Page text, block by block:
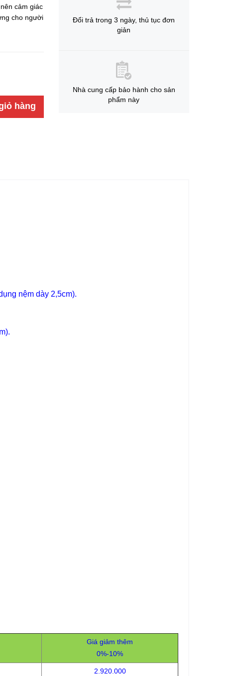
cảm giác
cho người
hàng
Đổi trả trong 3 ngày, thủ tục đơn
giản
Nhà cung cấp bảo hành cho sản
phẩm này
nệm dày 2,5cm).
Giá giảm thêm
0%-10%
2.920.000